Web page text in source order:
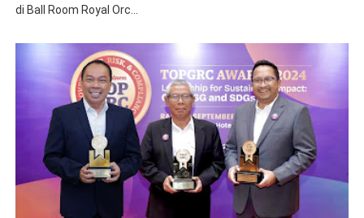
di Ball Room Royal Orc...